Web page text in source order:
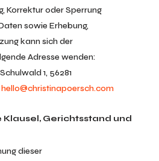
Korrektur oder Sperrung
sowie Erhebung,
kann sich der
Adresse wenden:
1, 56281
hello@christinapoersch.com
Klausel, Gerichtsstand und
dieser